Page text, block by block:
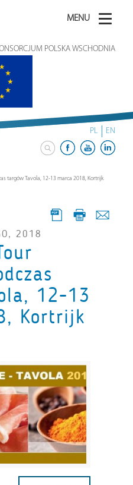
MENU
POLSKA WSCHODNIA
PL EN
targów Tavola, 12-13 marca 2018, Kortrijk
2018
12-13
Kortrijk